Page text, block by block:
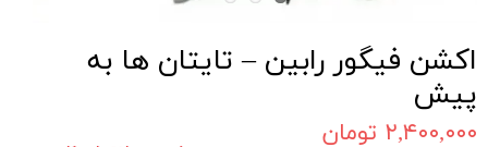
اکشن فیگور رابین – تایتان ها به
پیش
۲,۴۰۰,۰۰۰ تومان